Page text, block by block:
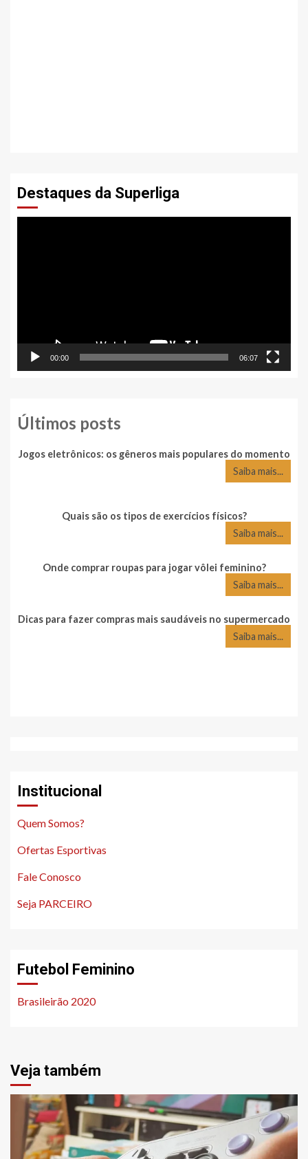
Destaques da Superliga
00:00 06:07
Últimos posts
Jogos eletrônicos: os gêneros mais populares do momento
Saiba mais...
Quais são os tipos de exercícios físicos?
Saiba mais...
Onde comprar roupas para jogar vôlei feminino?
Saiba mais...
Dicas para fazer compras mais saudáveis no supermercado
Saiba mais...
Institucional
Quem Somos?
Ofertas Esportivas
Fale Conosco
Seja PARCEIRO
Futebol Feminino
Brasileirão 2020
Veja também